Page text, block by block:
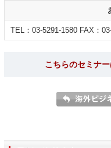
TEL：03-5291-1580 FAX：
こちらのセミナ